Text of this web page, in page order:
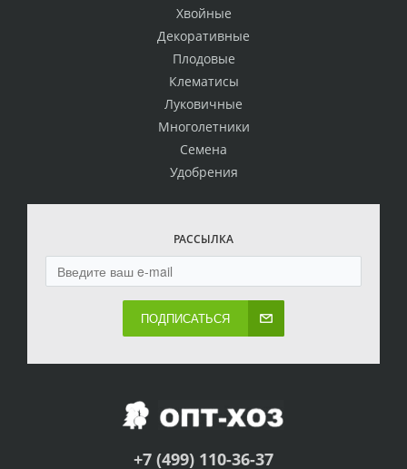
Хвойные
Декоративные
Плодовые
Клематисы
Луковичные
Многолетники
Семена
Удобрения
РАССЫЛКА
ПОДПИСАТЬСЯ
+7 (499) 110-36-37